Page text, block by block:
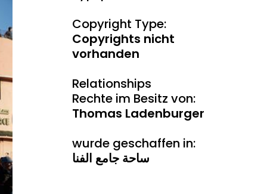
Copyright Type:
Copyrights nicht
vorhanden
Relationships
Rechte im Besitz von:
Thomas Ladenburger
wurde geschaffen in:
ساحة جامع الفنا